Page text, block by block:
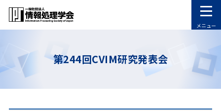
メニュー
第244回CVIM研究発表会